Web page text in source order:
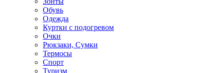
Обувь
Одежда
Куртки с подогревом
Очки
Рюкзаки, Сумки
Термосы
Спорт
Туризм